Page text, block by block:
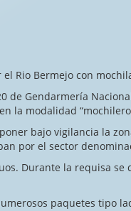
Rio Bermejo con
de Gendarmería
la modalidad
bajo vigilancia la
por el sector
Durante la requisa
paquetes tipo